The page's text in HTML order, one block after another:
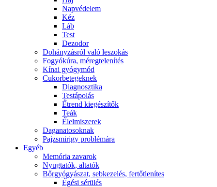
Napvédelem
Kéz
Láb
Test
Dezodor
Dohányzásról való leszokás
Fogyókúra, méregtelenítés
Kínai gyógymód
Cukorbetegeknek
Diagnosztika
Testápolás
É́trend kiegészítők
Teák
É́lelmiszerek
Daganatosoknak
Pajzsmirigy problémára
Egyéb
Memória zavarok
Nyugtatók, altatók
Bőrgyógyászat, sebkezelés, fertőtlenítes
É́gési sérülés